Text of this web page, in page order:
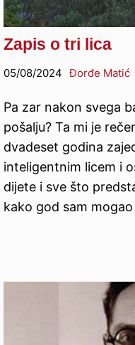
Zapis o tri lica
05/08/2024 Đorđe Matić
Pa zar nakon svega
pošalju? Ta mi je
dvadeset godina
inteligentnim licem i
dijete i sve što
kako god sam mogao